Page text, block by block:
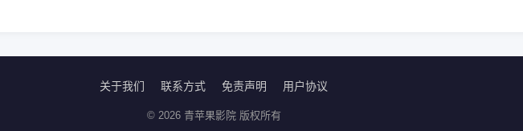
关于我们 联系方式 免责声明 用户协议
© 2026 青苹果影院 版权所有